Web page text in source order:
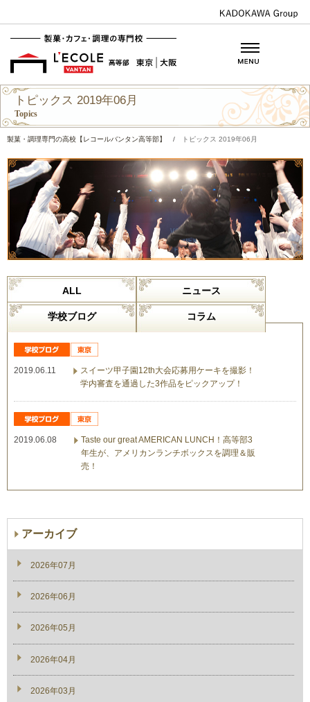
トピックス 2019年06月
Topics
製菓・調理専門の高校【レコールバンタン高等部】 / トピックス 2019年06月
ALL ニュース
学校ブログ コラム
2019.06.11
スイーツ甲子園12th大会応募用ケーキを撮影！
学内審査を通過した3作品をピックアップ！
2019.06.08
Taste our great AMERICAN LUNCH！高等部3
年生が、アメリカンランチボックスを調理＆販
売！
アーカイブ
2026年07月
2026年06月
2026年05月
2026年04月
2026年03月